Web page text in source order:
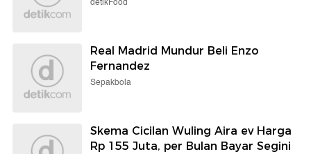
Real Madrid Mundur Beli Enzo
Fernandez
Sepakbola
Skema Cicilan Wuling Aira ev Harga
Rp 155 Juta, per Bulan Bayar Segini